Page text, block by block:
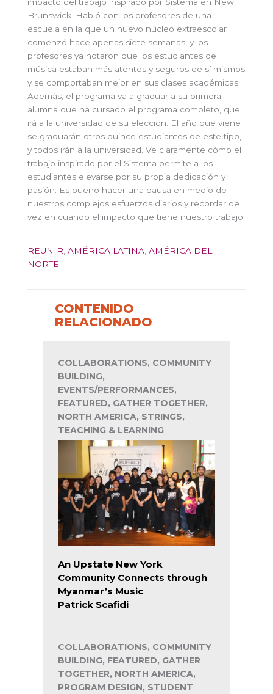
impacto del trabajo inspirado por Sistema en New
Brunswick. Habló con los profesores de una
escuela en la que un nuevo núcleo extraescolar
comenzó hace apenas siete semanas, y los
profesores ya notaron que los estudiantes de
música estaban más atentos y seguros de sí mismos
y se comportaban mejor en sus clases académicas.
Además, el programa va a graduar a su primera
alumna que ha cursado el programa completo, que
irá a la universidad de su elección. El año que viene
se graduarán otros quince estudiantes de este tipo,
y todos irán a la universidad. Ve claramente cómo el
trabajo inspirado por el Sistema permite a los
estudiantes elevarse por su propia dedicación y
pasión. Es bueno hacer una pausa en medio de
nuestros complejos esfuerzos diarios y recordar de
vez en cuando el impacto que tiene nuestro trabajo.
REUNIR AMÉRICA LATINA AMÉRICA DEL
NORTE
CONTENIDO
RELACIONADO
COLLABORATIONS, COMMUNITY
BUILDING,
EVENTS/PERFORMANCES,
FEATURED, GATHER TOGETHER,
NORTH AMERICA, STRINGS,
TEACHING & LEARNING
An Upstate New York
Community Connects through
Myanmar’s Music
Patrick Scafidi
COLLABORATIONS, COMMUNITY
BUILDING, FEATURED, GATHER
TOGETHER, NORTH AMERICA,
PROGRAM DESIGN, STUDENT